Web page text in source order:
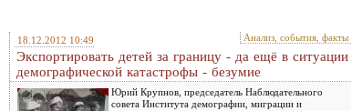
18.12.2012 10:49 Анализ, события, факты
Экспортировать детей за границу - да ещё в ситуации
демографической катастрофы - безумие
Юрий Крупнов, председатель Наблюдательного
совета Института демографии, миграции и